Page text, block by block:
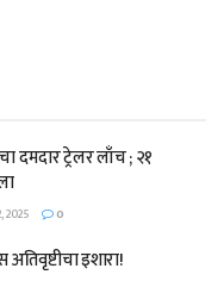
दमदार ट्रेलर लाँच ; २१
2025 0
इशारा!